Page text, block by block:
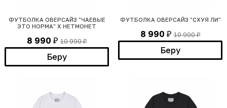
ФУТБОЛКА ОВЕРСАЙЗ "ЧАЕВЫЕ
ЭТО НОРМА" Х НЕТМОНЕТ
8 990 ₽ 10 990₽
Беру
ФУТБОЛКА ОВЕРСАЙЗ "СХУЯ ЛИ"
8 990 ₽ 10 990₽
Беру